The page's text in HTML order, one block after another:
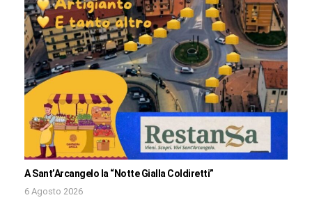
A Sant’Arcangelo la “Notte Gialla Coldiretti”
6 Agosto 2026